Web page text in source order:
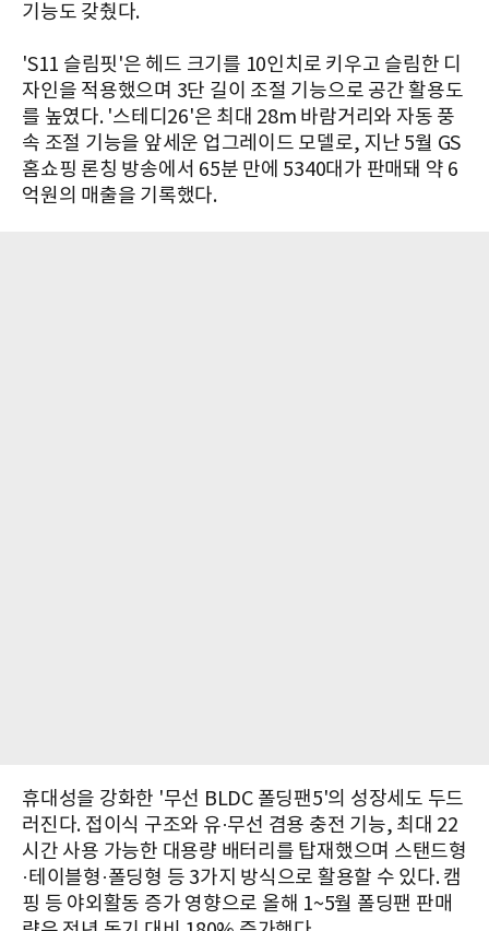
기능도 갖췄다.
'S11 슬림핏'은 헤드 크기를 10인치로 키우고 슬림한 디
자인을 적용했으며 3단 길이 조절 기능으로 공간 활용도
를 높였다. '스테디26'은 최대 28m 바람거리와 자동 풍
속 조절 기능을 앞세운 업그레이드 모델로, 지난 5월 GS
홈쇼핑 론칭 방송에서 65분 만에 5340대가 판매돼 약 6
억원의 매출을 기록했다.
휴대성을 강화한 '무선 BLDC 폴딩팬5'의 성장세도 두드
러진다. 접이식 구조와 유·무선 겸용 충전 기능, 최대 22
시간 사용 가능한 대용량 배터리를 탑재했으며 스탠드형
·테이블형·폴딩형 등 3가지 방식으로 활용할 수 있다. 캠
핑 등 야외활동 증가 영향으로 올해 1~5월 폴딩팬 판매